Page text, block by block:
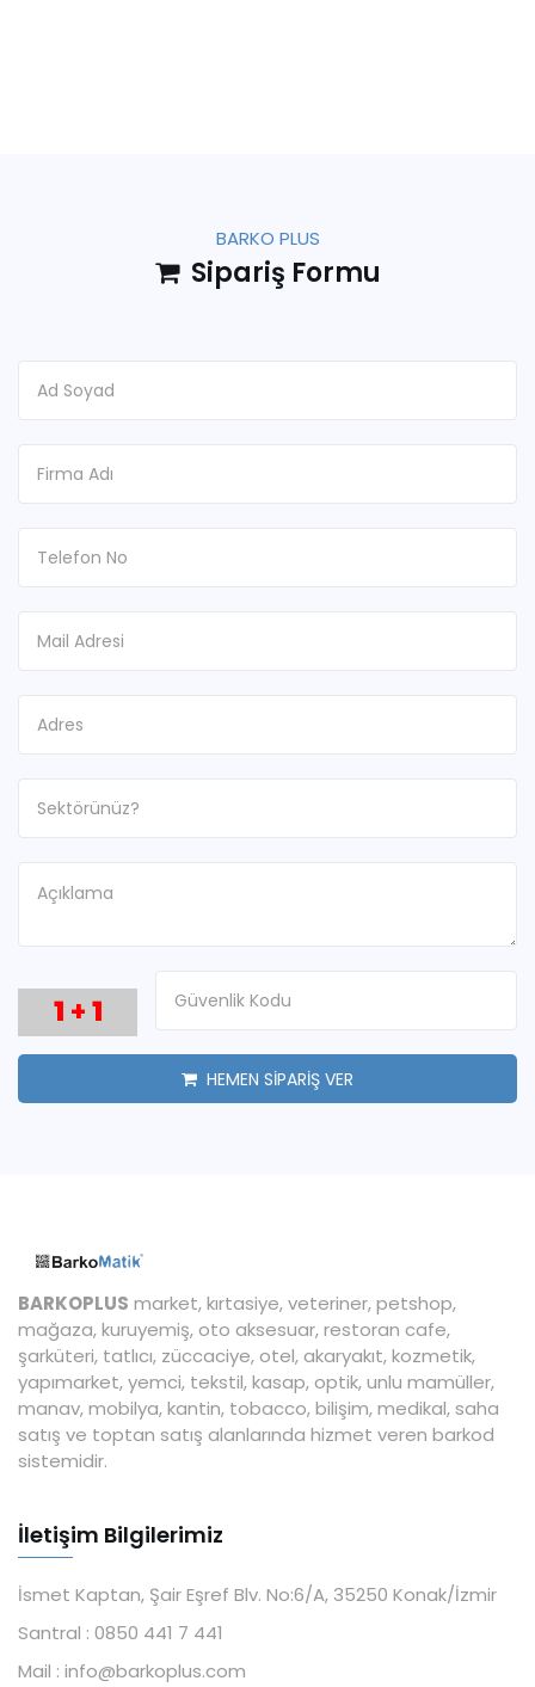
BARKO PLUS
Sipariş Formu
1 +1
HEMEN SİPARİŞ VER
BARKOPLUS market, kırtasiye, veteriner, petshop,
mağaza, kuruyemiş, oto aksesuar, restoran cafe,
şarküteri, tatlıcı, züccaciye, otel, akaryakıt, kozmetik,
yapımarket, yemci, tekstil, kasap, optik, unlu mamüller,
manav, mobilya, kantin, tobacco, bilişim, medikal, saha
satış ve toptan satış alanlarında hizmet veren barkod
sistemidir.
İletişim Bilgilerimiz
İsmet Kaptan, Şair Eşref Blv. No:6/A, 35250 Konak/İzmir
Santral : 0850 441 7 441
Mail : info@barkoplus.com